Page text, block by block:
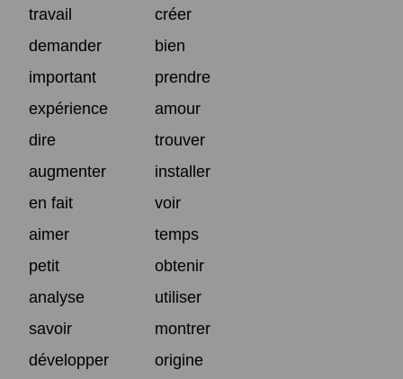
travail
créer
demander
bien
important
prendre
expérience
amour
dire
trouver
augmenter
installer
en fait
voir
aimer
temps
petit
obtenir
analyse
utiliser
savoir
montrer
développer
origine